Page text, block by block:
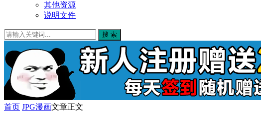
其他资源
说明文件
搜 索
首页 JPG漫画文章正文